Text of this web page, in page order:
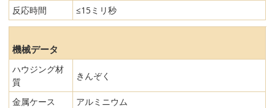
反応時間
≤15ミリ秒
機械データ
ハウジング材
質
きんぞく
金属ケース
アルミニウム